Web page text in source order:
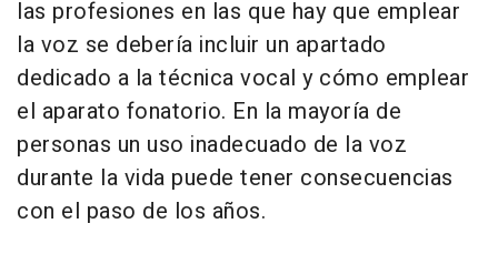
las profesiones en las que hay que emplear
la voz se debería incluir un apartado
dedicado a la técnica vocal y cómo emplear
el aparato fonatorio. En la mayoría de
personas un uso inadecuado de la voz
durante la vida puede tener consecuencias
con el paso de los años.